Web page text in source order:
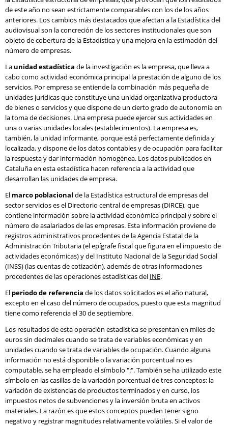
de este año no sean estrictamente comparables con los de los años
anteriores. Los cambios más destacados que afectan a la Estadística del
audiovisual son la concreción de los sectores institucionales que son
objeto de cobertura de la Estadística y una mejora en la estimación del
número de empresas.
La unidad estadística de la investigación es la empresa, que lleva a
cabo como actividad económica principal la prestación de alguno de los
servicios. Por empresa se entiende la combinación más pequeña de
unidades jurídicas que constituye una unidad organizativa productora
de bienes o servicios y que dispone de un cierto grado de autonomía en
la toma de decisiones. Una empresa puede ejercer sus actividades en
una o varias unidades locales (establecimientos). La empresa es,
también, la unidad informante, porque está perfectamente definida y
localizada, y dispone de los datos contables y de ocupación para facilitar
la respuesta y dar información homogénea. Los datos publicados en
Cataluña en esta estadística hacen referencia a la actividad que
desarrollan las unidades de empresa.
El marco poblacional de la Estadística estructural de empresas del
sector servicios es el Directorio central de empresas (DIRCE), que
contiene información sobre la actividad económica principal y sobre el
número de asalariados de las empresas. Esta información proviene de
registros administrativos procedentes de la Agencia Estatal de la
Administración Tributaria (el epígrafe fiscal que figura en el impuesto de
actividades económicas) y del Instituto Nacional de la Seguridad Social
(INSS) (las cuentas de cotización), además de otras informaciones
procedentes de las operaciones estadísticas del INE.
El periodo de referencia de los datos solicitados es el año natural,
excepto en el caso del número de ocupados, puesto que esta magnitud
tiene como referencia el 30 de septiembre.
Los resultados de esta operación estadística se presentan en miles de
euros sin decimales cuando se trata de variables económicas y en
unidades cuando se trata de variables de ocupación. Cuando alguna
información no está disponible o la variación porcentual no es
computable, se ha empleado el símbolo ":". También se ha utilizado este
símbolo en las casillas de la variación porcentual de tres conceptos: la
variación de existencias de productos terminados y en curso, los
impuestos netos de subvenciones y la inversión bruta en activos
materiales. La razón es que estos conceptos pueden tener signo
negativo y registrar magnitudes relativamente volátiles. Si el valor de